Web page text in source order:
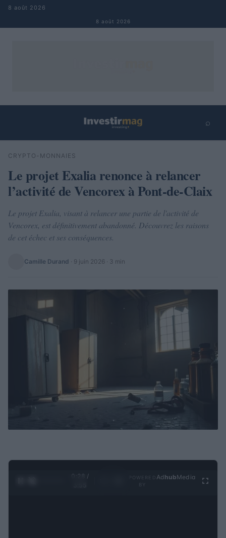
Aller au contenu
8 août 2026
8 août 2026
⌕
Rechercher
CRYPTO-MONNAIES
Le projet Exalia renonce à relancer
l’activité de Vencorex à Pont-de-Claix
Le projet Exalia, visant à relancer une partie de l'activité de
Vencorex, est définitivement abandonné. Découvrez les raisons
de cet échec et ses conséquences.
Camille Durand · 9 juin 2026 · 3 min
0:28 /
Ad hubMedia